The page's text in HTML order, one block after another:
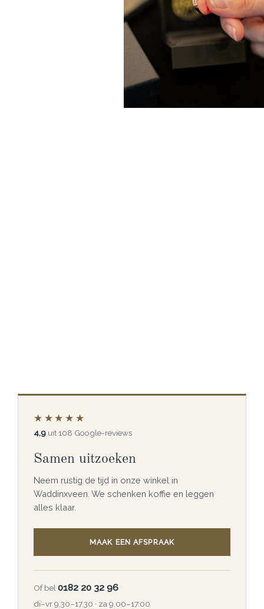
★★★★★
4,9 uit 108 Google-reviews
Samen uitzoeken
Neem rustig de tijd in onze winkel in
Waddinxveen. We schenken koffie en leggen
alles klaar.
MAAK EEN AFSPRAAK
Of bel0182 20 32 96
di–vr 9.30–17.30 · za 9.00–17.00